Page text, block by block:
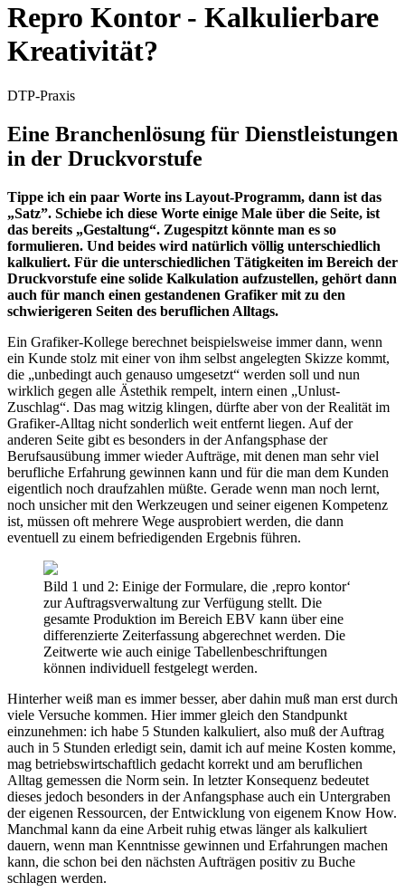
Repro Kontor - Kalkulierbare
Kreativität?
DTP-Praxis
Eine Branchenlösung für Dienstleistungen
in der Druckvorstufe
Tippe ich ein paar Worte ins Layout-Programm, dann ist das
„Satz”. Schiebe ich diese Worte einige Male über die Seite, ist
das bereits „Gestaltung“. Zugespitzt könnte man es so
formulieren. Und beides wird natürlich völlig unterschiedlich
kalkuliert. Für die unterschiedlichen Tätigkeiten im Bereich der
Druckvorstufe eine solide Kalkulation aufzustellen, gehört dann
auch für manch einen gestandenen Grafiker mit zu den
schwierigeren Seiten des beruflichen Alltags.
Ein Grafiker-Kollege berechnet beispielsweise immer dann, wenn
ein Kunde stolz mit einer von ihm selbst angelegten Skizze kommt,
die „unbedingt auch genauso umgesetzt“ werden soll und nun
wirklich gegen alle Ästethik rempelt, intern einen „Unlust-
Zuschlag“. Das mag witzig klingen, dürfte aber von der Realität im
Grafiker-Alltag nicht sonderlich weit entfernt liegen. Auf der
anderen Seite gibt es besonders in der Anfangsphase der
Berufsausübung immer wieder Aufträge, mit denen man sehr viel
berufliche Erfahrung gewinnen kann und für die man dem Kunden
eigentlich noch draufzahlen müßte. Gerade wenn man noch lernt,
noch unsicher mit den Werkzeugen und seiner eigenen Kompetenz
ist, müssen oft mehrere Wege ausprobiert werden, die dann
eventuell zu einem befriedigenden Ergebnis führen.
Bild 1 und 2: Einige der Formulare, die ‚repro kontor‘
zur Auftragsverwaltung zur Verfügung stellt. Die
gesamte Produktion im Bereich EBV kann über eine
differenzierte Zeiterfassung abgerechnet werden. Die
Zeitwerte wie auch einige Tabellenbeschriftungen
können individuell festgelegt werden.
Hinterher weiß man es immer besser, aber dahin muß man erst durch
viele Versuche kommen. Hier immer gleich den Standpunkt
einzunehmen: ich habe 5 Stunden kalkuliert, also muß der Auftrag
auch in 5 Stunden erledigt sein, damit ich auf meine Kosten komme,
mag betriebswirtschaftlich gedacht korrekt und am beruflichen
Alltag gemessen die Norm sein. In letzter Konsequenz bedeutet
dieses jedoch besonders in der Anfangsphase auch ein Untergraben
der eigenen Ressourcen, der Entwicklung von eigenem Know How.
Manchmal kann da eine Arbeit ruhig etwas länger als kalkuliert
dauern, wenn man Kenntnisse gewinnen und Erfahrungen machen
kann, die schon bei den nächsten Aufträgen positiv zu Buche
schlagen werden.